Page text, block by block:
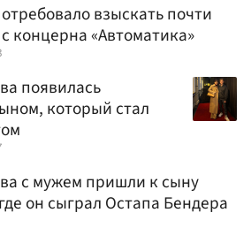
взыскать почти
концерна «Автоматика»
появилась
который стал
с мужем пришли к сыну
он сыграл Остапа Бендера